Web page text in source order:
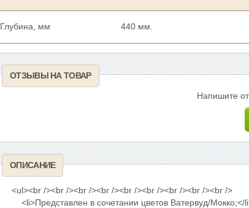
Глубина, мм 440 мм.
ОТЗЫВЫ НА ТОВАР
Напишите
ОПИСАНИЕ
<ul><br /><br /><br /><br /><br /><br /><br /><br /><br />
<li>Представлен в сочетании цветов Ватервуд/